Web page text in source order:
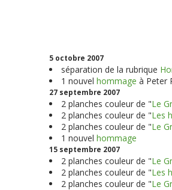
5 octobre 2007
séparation de la rubrique
1 nouvel hommage à Peter
27 septembre 2007
2 planches couleur de "Le
2 planches couleur de "Les
2 planches couleur de "Le
1 nouvel hommage
15 septembre 2007
2 planches couleur de "Le
2 planches couleur de "Les
2 planches couleur de "Le